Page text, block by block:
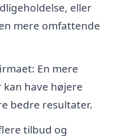
eller
mere omfattende
En mere
have højere
bedre resultater.
tilbud og